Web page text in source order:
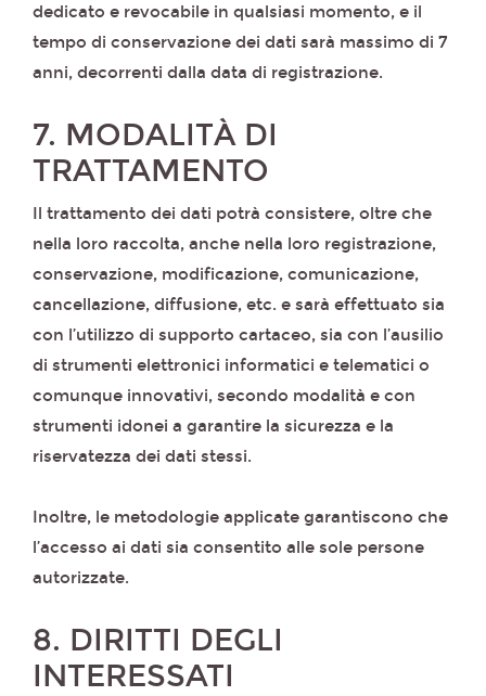
dedicato e revocabile in qualsiasi momento, e il
tempo di conservazione dei dati sarà massimo di 7
anni, decorrenti dalla data di registrazione.
7. MODALITÀ DI
TRATTAMENTO
Il trattamento dei dati potrà consistere, oltre che
nella loro raccolta, anche nella loro registrazione,
conservazione, modificazione, comunicazione,
cancellazione, diffusione, etc. e sarà effettuato sia
con l’utilizzo di supporto cartaceo, sia con l’ausilio
di strumenti elettronici informatici e telematici o
comunque innovativi, secondo modalità e con
strumenti idonei a garantire la sicurezza e la
riservatezza dei dati stessi.
Inoltre, le metodologie applicate garantiscono che
l’accesso ai dati sia consentito alle sole persone
autorizzate.
8. DIRITTI DEGLI
INTERESSATI